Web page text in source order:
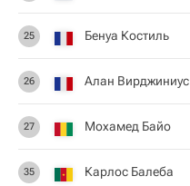
25 Бенуа Костиль
26 Алан Вирджиниус
27 Мохамед Байо
35 Карлос Балеба